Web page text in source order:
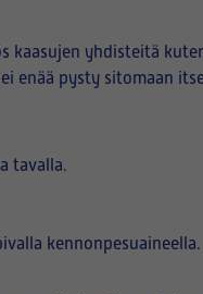
yhdisteitä
enää pysty sitomaan
tavalla.
kennonpesuaineella.